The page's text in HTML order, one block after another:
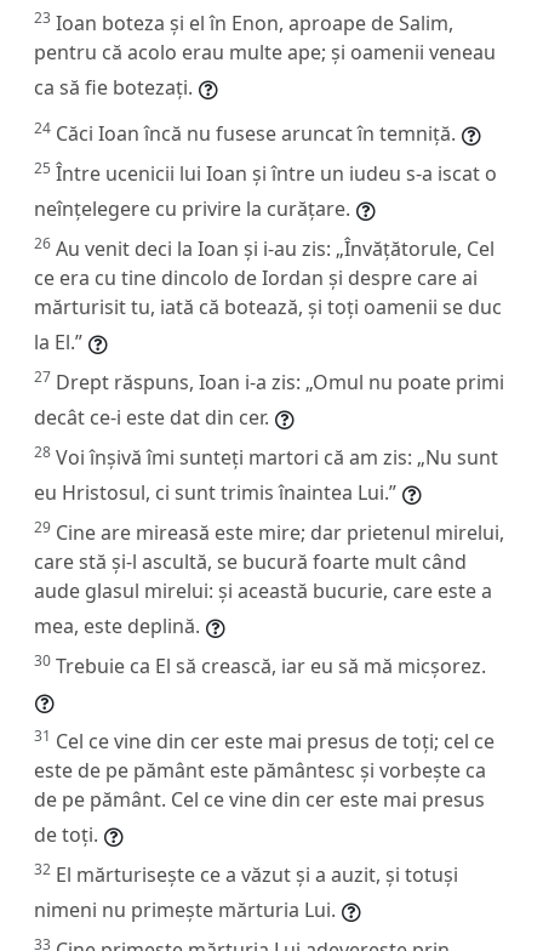
23 Ioan boteza și el în Enon, aproape de Salim,
pentru că acolo erau multe ape; și oamenii veneau
ca să fie botezați.
24 Căci Ioan încă nu fusese aruncat în temniță.
25 Între ucenicii lui Ioan și între un iudeu s-a iscat o
neînțelegere cu privire la curățare.
26 Au venit deci la Ioan și i-au zis: „Învățătorule, Cel
ce era cu tine dincolo de Iordan și despre care ai
mărturisit tu, iată că botează, și toți oamenii se duc
la El.”
27 Drept răspuns, Ioan i-a zis: „Omul nu poate primi
decât ce-i este dat din cer.
28 Voi înșivă îmi sunteți martori că am zis: „Nu sunt
eu Hristosul, ci sunt trimis înaintea Lui.”
29 Cine are mireasă este mire; dar prietenul mirelui,
care stă și-l ascultă, se bucură foarte mult când
aude glasul mirelui: și această bucurie, care este a
mea, este deplină.
30 Trebuie ca El să crească, iar eu să mă micșorez.
31 Cel ce vine din cer este mai presus de toți; cel ce
este de pe pământ este pământesc și vorbește ca
de pe pământ. Cel ce vine din cer este mai presus
de toți.
32 El mărturisește ce a văzut și a auzit, și totuși
nimeni nu primește mărturia Lui.
33